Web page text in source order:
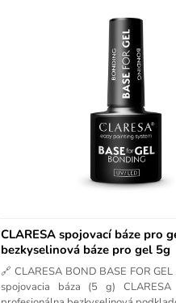
CLARESA spojovací báze pro
bezkyselinová báze pro gel 5g
🔗 CLARESA BOND BASE FOR
spojovacia báza (5 g)